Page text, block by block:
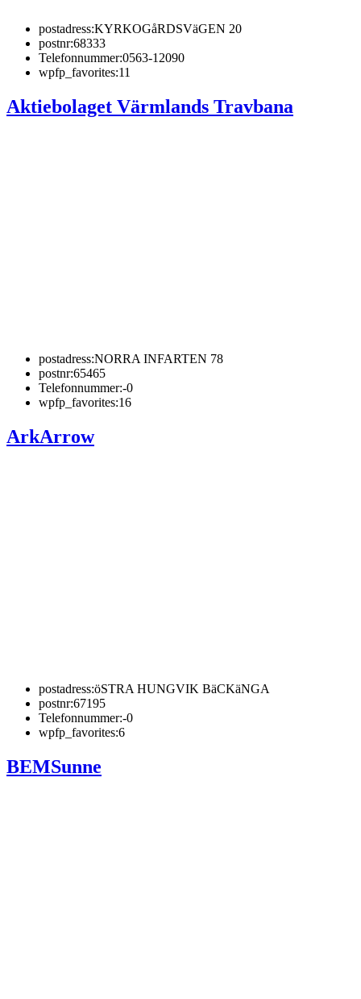
postadress:KYRKOGåRDSVäGEN 20
postnr:68333
Telefonnummer:0563-12090
wpfp_favorites:11
Aktiebolaget Värmlands Travbana
postadress:NORRA INFARTEN 78
postnr:65465
Telefonnummer:-0
wpfp_favorites:16
ArkArrow
postadress:öSTRA HUNGVIK BäCKäNGA
postnr:67195
Telefonnummer:-0
wpfp_favorites:6
BEMSunne